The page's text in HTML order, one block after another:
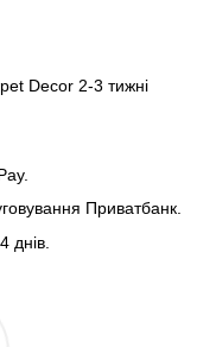
Decor 2-3 тижні
Приватбанк.
днів.